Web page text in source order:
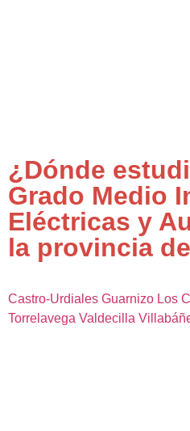
¿Dónde
Grado Medio
Eléctricas y
la provincia
Castro-Urdiales Guarnizo Los
Torrelavega Valdecilla